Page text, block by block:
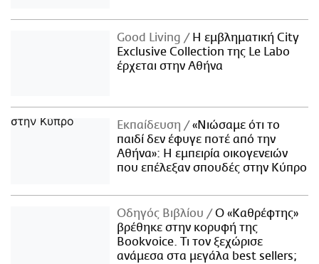
Good Living
Η εμβληματική City
Exclusive Collection της Le Labo
έρχεται στην Αθήνα
Εκπαίδευση
«Νιώσαμε ότι το
παιδί δεν έφυγε ποτέ από την
Αθήνα»: Η εμπειρία οικογενειών
που επέλεξαν σπουδές στην Κύπρο
Οδηγός Βιβλίου
Ο «Καθρέφτης»
βρέθηκε στην κορυφή της
Bookvoice. Τι τον ξεχώρισε
ανάμεσα στα μεγάλα best sellers;